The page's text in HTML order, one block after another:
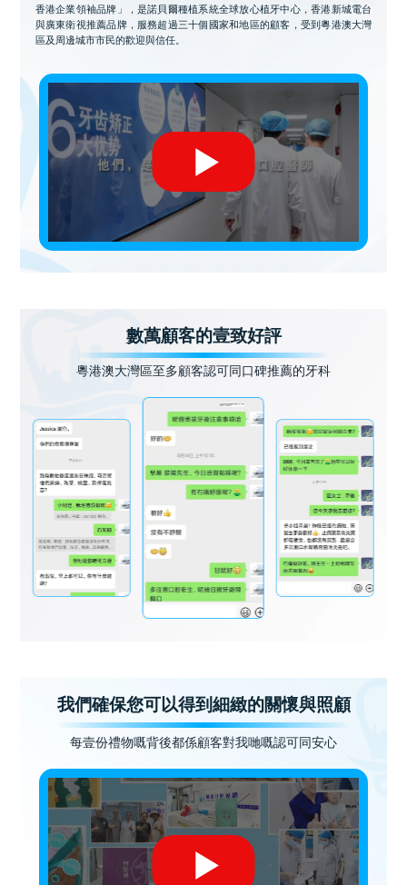
香港企業領袖品牌」，是諾貝爾種植系統全球放心植牙中心，香港新城電台
與廣東衛視推薦品牌，服務超過三十個國家和地區的顧客，受到粵港澳大灣
區及周邊城市市民的歡迎與信任。
數萬顧客的壹致好評
粵港澳大灣區至多顧客認可同口碑推薦的牙科
我們確保您可以得到細緻的關懷與照顧
每壹份禮物嘅背後都係顧客對我哋嘅認可同安心